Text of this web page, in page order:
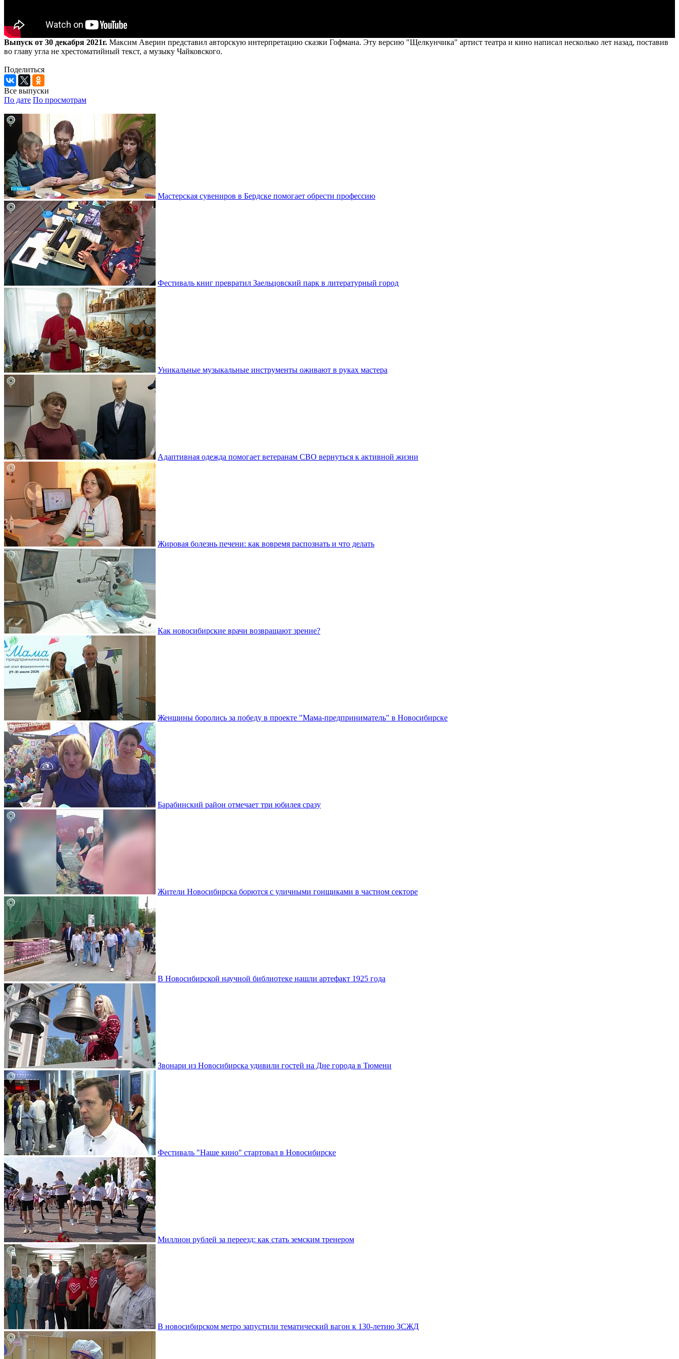
Выпуск от 30 декабря 2021г. Максим Аверин представил авторскую интерпретацию сказки Гофмана. Эту версию "Щелкунчика" артист театра и кино написал несколько лет назад, поставив
во главу угла не хрестоматийный текст, а музыку Чайковского.
Поделиться
Все выпуски
По дате По просмотрам
Мастерская сувениров в Бердске помогает обрести профессию
Фестиваль книг превратил Заельцовский парк в литературный город
Уникальные музыкальные инструменты оживают в руках мастера
Адаптивная одежда помогает ветеранам СВО вернуться к активной жизни
Жировая болезнь печени: как вовремя распознать и что делать
Как новосибирские врачи возвращают зрение?
Женщины боролись за победу в проекте "Мама-предприниматель" в Новосибирске
Барабинский район отмечает три юбилея сразу
Жители Новосибирска борются с уличными гонщиками в частном секторе
В Новосибирской научной библиотеке нашли артефакт 1925 года
Звонари из Новосибирска удивили гостей на Дне города в Тюмени
Фестиваль "Наше кино" стартовал в Новосибирске
Миллион рублей за переезд: как стать земским тренером
В новосибирском метро запустили тематический вагон к 130-летию ЗСЖД